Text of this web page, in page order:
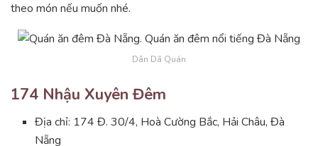
theo món nếu muốn nhé.
Dân Dã Quán
174 Nhậu Xuyên Đêm
Địa chỉ: 174 Đ. 30/4, Hoà Cường Bắc, Hải Châu, Đà
Nẵng